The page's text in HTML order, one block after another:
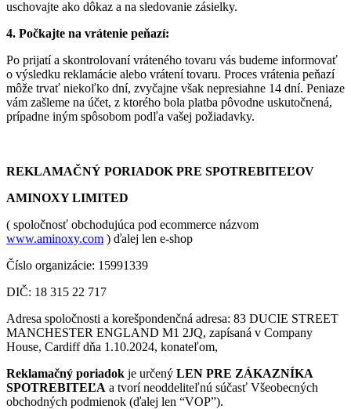
uschovajte ako dôkaz a na sledovanie zásielky.
4. Počkajte na vrátenie peňazí:
Po prijatí a skontrolovaní vráteného tovaru vás budeme informovať
o výsledku reklamácie alebo vrátení tovaru. Proces vrátenia peňazí
môže trvať niekoľko dní, zvyčajne však nepresiahne 14 dní. Peniaze
vám zašleme na účet, z ktorého bola platba pôvodne uskutočnená,
prípadne iným spôsobom podľa vašej požiadavky.
REKLAMAČNÝ PORIADOK PRE SPOTREBITEĽOV
AMINOXY LIMITED
( spoločnosť obchodujúca pod ecommerce názvom
www.aminoxy.com ) ďalej len e-shop
Číslo organizácie: 15991339
DIČ: 18 315 22 717
Adresa spoločnosti a korešpondenčná adresa: 83 DUCIE STREET
MANCHESTER ENGLAND M1 2JQ, zapísaná v Company
House, Cardiff dňa 1.10.2024, konateľom,
Reklamačný poriadok je určený LEN PRE ZÁKAZNÍKA
SPOTREBITEĽA a tvorí neoddeliteľnú súčasť Všeobecných
obchodných podmienok (ďalej len “VOP”).